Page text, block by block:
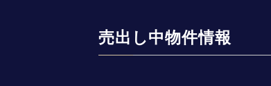
売出し中物件情報